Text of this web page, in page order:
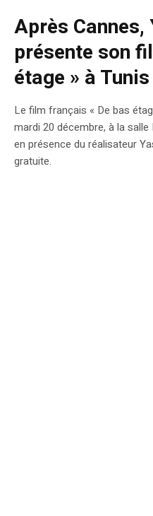
Après Cannes,
présente son
étage » à Tunis
Le film français « De bas
mardi 20 décembre, à la
en présence du réalisateur
gratuite.